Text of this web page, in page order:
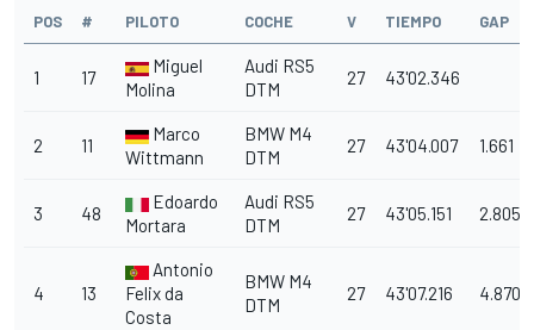
POS # PILOTO COCHE V TIEMPO GAP
1 17
Miguel
Molina
Audi RS5
DTM
27 43'02.346
2 11
Marco
Wittmann
BMW M4
DTM
27 43'04.007 1.661
3 48
Edoardo
Mortara
Audi RS5
DTM
27 43'05.151 2.805
4 13
Antonio
Felix da
Costa
BMW M4
DTM
27 43'07.216 4.870